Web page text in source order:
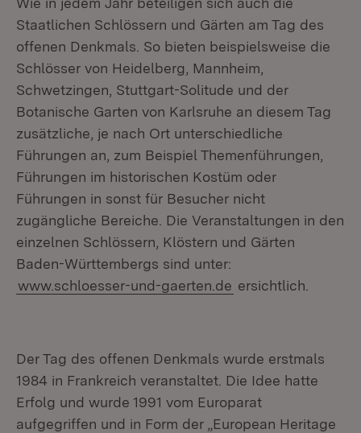
Staatlichen Schlössern und Gärten am Tag des
offenen Denkmals. So bieten beispielsweise die
Schlösser von Heidelberg, Mannheim,
Schwetzingen, Stuttgart-Solitude und der
Botanische Garten von Karlsruhe an diesem Tag
zusätzliche, je nach Ort unterschiedliche
Führungen an, zum Beispiel Themenführungen,
Führungen im historischen Kostüm oder
Führungen in sonst für Besucher nicht
zugängliche Bereiche. Die Veranstaltungen in den
einzelnen Schlössern, Klöstern und Gärten
Baden-Württembergs sind unter:
www.schloesser-und-gaerten.de ersichtlich.
Der Tag des offenen Denkmals wurde erstmals
1984 in Frankreich veranstaltet. Die Idee hatte
Erfolg und wurde 1991 vom Europarat
aufgegriffen und in Form der „European Heritage